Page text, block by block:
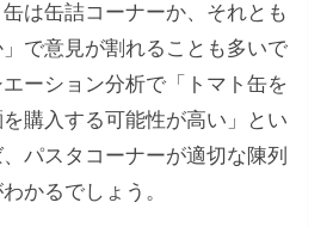
は缶詰コーナーか、それとも
で意見が割れることも多いで
ーション分析で「トマト缶を
購入する可能性が高い」とい
パスタコーナーが適切な陳列
かるでしょう。